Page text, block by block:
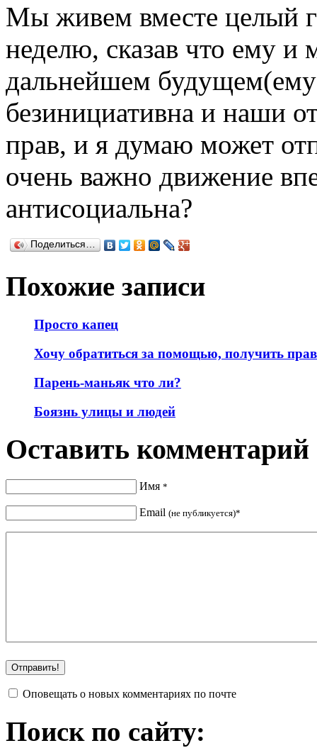
Мы живем вместе целый
неделю, сказав что ему
дальнейшем
безинициативна и наши
прав, и я думаю может
очень важно движение
антисоциальна?
Поделиться…
Похожие записи
Просто капец
Хочу обратиться за помощью, получить
Парень-маньяк что ли?
Боязнь улицы и людей
Оставить комментарий
Имя *
Email (не публикуется)*
Оповещать о новых комментариях по почте
Поиск по сайту: